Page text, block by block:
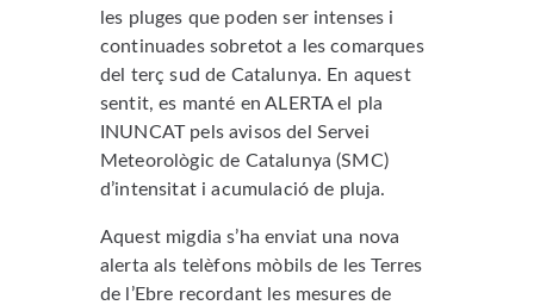
les pluges que poden ser intenses i
continuades sobretot a les comarques
del terç sud de Catalunya. En aquest
sentit, es manté en ALERTA el pla
INUNCAT pels avisos del Servei
Meteorològic de Catalunya (SMC)
d’intensitat i acumulació de pluja.
Aquest migdia s’ha enviat una nova
alerta als telèfons mòbils de les Terres
de l’Ebre recordant les mesures de